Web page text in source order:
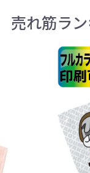
売れ筋ラ